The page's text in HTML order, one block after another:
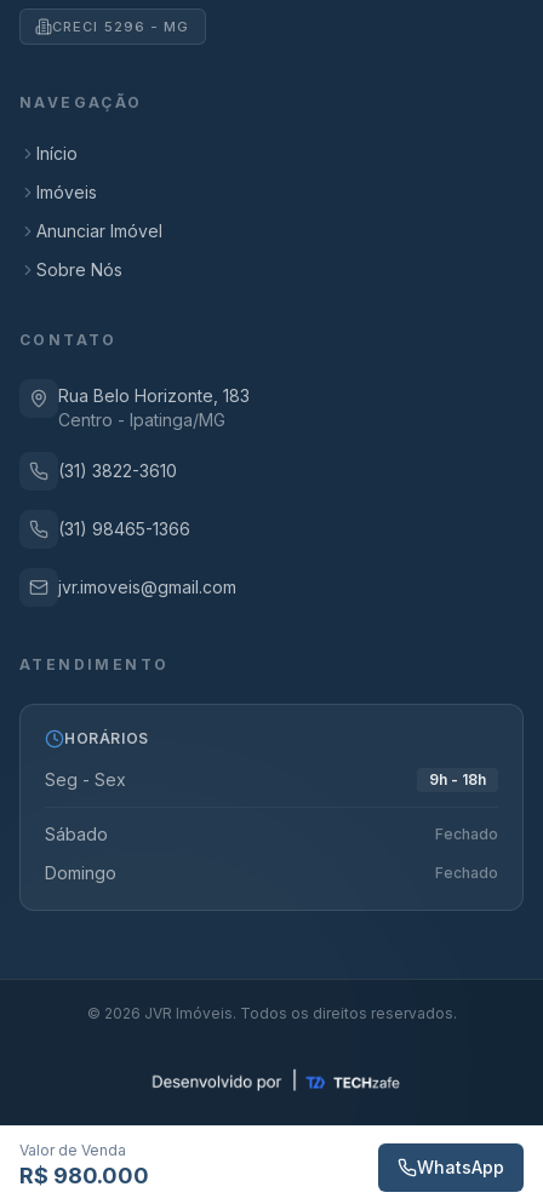
Valor de Venda
R$ 980.000 WhatsApp
CRECI 5296 - MG
NAVEGAÇÃO
Início
Imóveis
Anunciar Imóvel
Sobre Nós
CONTATO
Rua Belo Horizonte, 183
Centro - Ipatinga/MG
(31) 3822-3610
(31) 98465-1366
jvr.imoveis@gmail.com
ATENDIMENTO
HORÁRIOS
Seg - Sex 9h - 18h
Sábado Fechado
Domingo Fechado
© 2026 JVR Imóveis. Todos os direitos reservados.